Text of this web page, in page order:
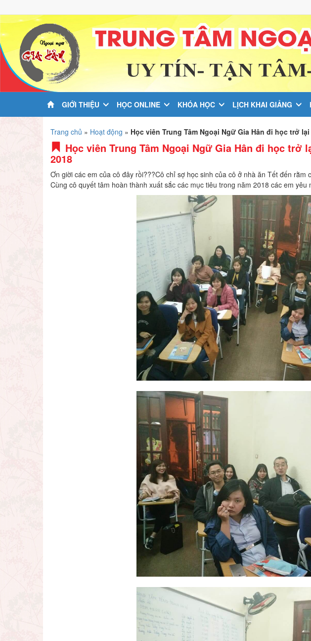
GIỚI THIỆU HỌC ONLINE KHÓA HỌC LỊCH KHAI GIẢNG
Trang chủ » Hoạt động » Học viên Trung Tâm Ngoại Ngữ Gia Hân đi học trở
Học viên Trung Tâm Ngoại Ngữ Gia Hân đi học trở
2018
Ơn giời các em của cô đây rồi???Cô chỉ sợ học sinh của cô ở nhà ăn Tết đến
Cùng cô quyết tâm hoàn thành xuất sắc các mục tiêu trong năm 2018 các em yêu